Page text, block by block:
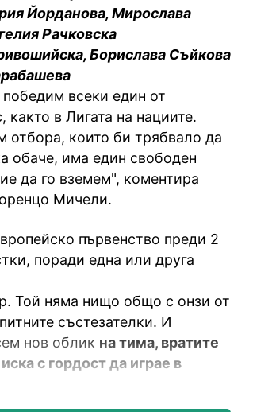
Йорданова, Мирослава
Рачковска
Борислава Съйкова
всеки един от
в Лигата на нациите.
отбора, които би трябвало да
обаче, има един свободен
да го вземем", коментира
Мичели.
първенство преди 2
поради една или друга
Той няма нищо общо с онзи от
състезателки. И
нов облик на тима, вратите
с гордост да играе в